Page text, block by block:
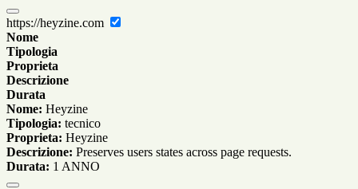
https://heyzine.com
Nome
Tipologia
Proprieta
Descrizione
Durata
Nome: Heyzine
Tipologia: tecnico
Proprieta: Heyzine
Descrizione: Preserves users states across page requests.
Durata: 1 ANNO